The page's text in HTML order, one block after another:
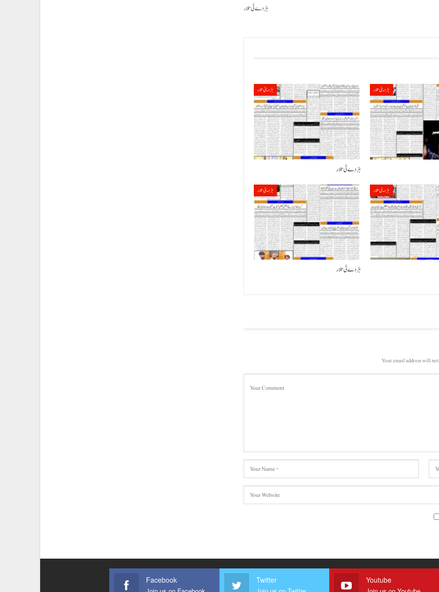
ہڑدے ئی تلار
ہڑدیئی تلار
ہڑدے ئی تلار
ہڑدیئی تلار
ہڑدیئی تلار
ہڑدے ئی تلار
ہڑدیئی تلار
Your email address will
Facebook Twitter Youtube